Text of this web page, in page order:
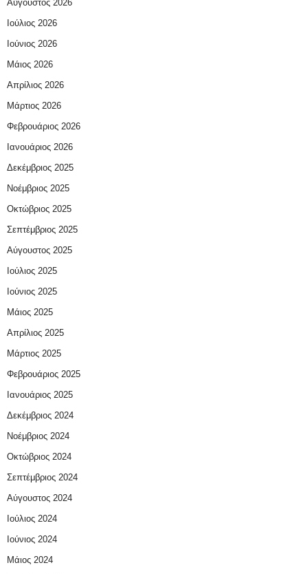
Αύγουστος 2026
Ιούλιος 2026
Ιούνιος 2026
Μάιος 2026
Απρίλιος 2026
Μάρτιος 2026
Φεβρουάριος 2026
Ιανουάριος 2026
Δεκέμβριος 2025
Νοέμβριος 2025
Οκτώβριος 2025
Σεπτέμβριος 2025
Αύγουστος 2025
Ιούλιος 2025
Ιούνιος 2025
Μάιος 2025
Απρίλιος 2025
Μάρτιος 2025
Φεβρουάριος 2025
Ιανουάριος 2025
Δεκέμβριος 2024
Νοέμβριος 2024
Οκτώβριος 2024
Σεπτέμβριος 2024
Αύγουστος 2024
Ιούλιος 2024
Ιούνιος 2024
Μάιος 2024